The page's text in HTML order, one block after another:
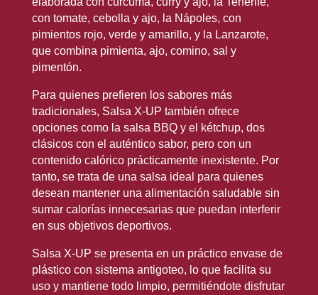
con tomate, cebolla y ajo, la Nápoles, con
pimientos rojo, verde y amarillo, y la Lanzarote,
que combina pimienta, ajo, comino, sal y
pimentón.
Para quienes prefieren los sabores más
tradicionales, Salsa X-UP también ofrece
opciones como la salsa BBQ y el kétchup, dos
clásicos con el auténtico sabor, pero con un
contenido calórico prácticamente inexistente. Por
tanto, se trata de una salsa ideal para quienes
desean mantener una alimentación saludable sin
sumar calorías innecesarias que puedan interferir
en sus objetivos deportivos.
Salsa X-UP se presenta en un práctico envase de
plástico con sistema antigoteo, lo que facilita su
uso y mantiene todo limpio, permitiéndote disfrutar